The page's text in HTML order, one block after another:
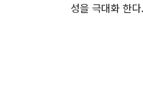
성을 극대화 한